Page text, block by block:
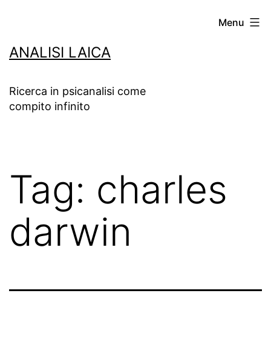
contenuto
ANALISI LAICA
Ricerca in psicanalisi come
compito infinito
Menu
Tag: charles
darwin